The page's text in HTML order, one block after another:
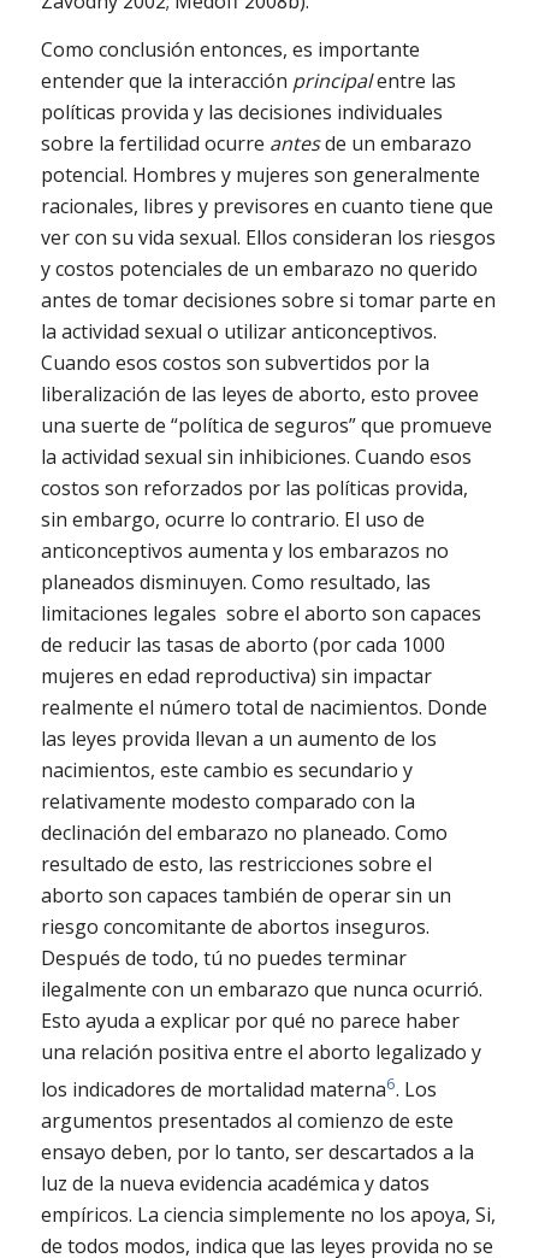
Como conclusión entonces, es importante
entender que la interacción principalentre las
políticas provida y las decisiones individuales
sobre la fertilidad ocurre antesde un embarazo
potencial. Hombres y mujeres son generalmente
racionales, libres y previsores en cuanto tiene que
ver con su vida sexual. Ellos consideran los riesgos
y costos potenciales de un embarazo no querido
antes de tomar decisiones sobre si tomar parte en
la actividad sexual o utilizar anticonceptivos.
Cuando esos costos son subvertidos por la
liberalización de las leyes de aborto, esto provee
una suerte de “política de seguros” que promueve
la actividad sexual sin inhibiciones. Cuando esos
costos son reforzados por las políticas provida,
sin embargo, ocurre lo contrario. El uso de
anticonceptivos aumenta y los embarazos no
planeados disminuyen. Como resultado, las
limitaciones legales sobre el aborto son capaces
de reducir las tasas de aborto (por cada 1000
mujeres en edad reproductiva) sin impactar
realmente el número total de nacimientos. Donde
las leyes provida llevan a un aumento de los
nacimientos, este cambio es secundario y
relativamente modesto comparado con la
declinación del embarazo no planeado. Como
resultado de esto, las restricciones sobre el
aborto son capaces también de operar sin un
riesgo concomitante de abortos inseguros.
Después de todo, tú no puedes terminar
ilegalmente con un embarazo que nunca ocurrió.
Esto ayuda a explicar por qué no parece haber
una relación positiva entre el aborto legalizado y
los indicadores de mortalidad materna6. Los
argumentos presentados al comienzo de este
ensayo deben, por lo tanto, ser descartados a la
luz de la nueva evidencia académica y datos
empíricos. La ciencia simplemente no los apoya, Si,
de todos modos, indica que las leyes provida no se